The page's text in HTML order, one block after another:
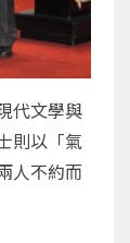
代文學與
則以「氣
人不約而